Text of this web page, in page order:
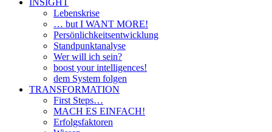
Lebenskrise
… but I WANT MORE!
Persönlichkeitsentwicklung
Standpunktanalyse
Wer will ich sein?
boost your intelligences!
dem System folgen
TRANSFORMATION
First Steps…
MACH ES EINFACH!
Erfolgsfaktoren